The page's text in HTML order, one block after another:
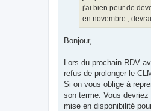
j'ai bien peur de
en novembre ,
Bonjour,
Lors du prochain RDV
refus de prolonger le
Si on vous oblige à
son terme. Vous
mise en disponibilité